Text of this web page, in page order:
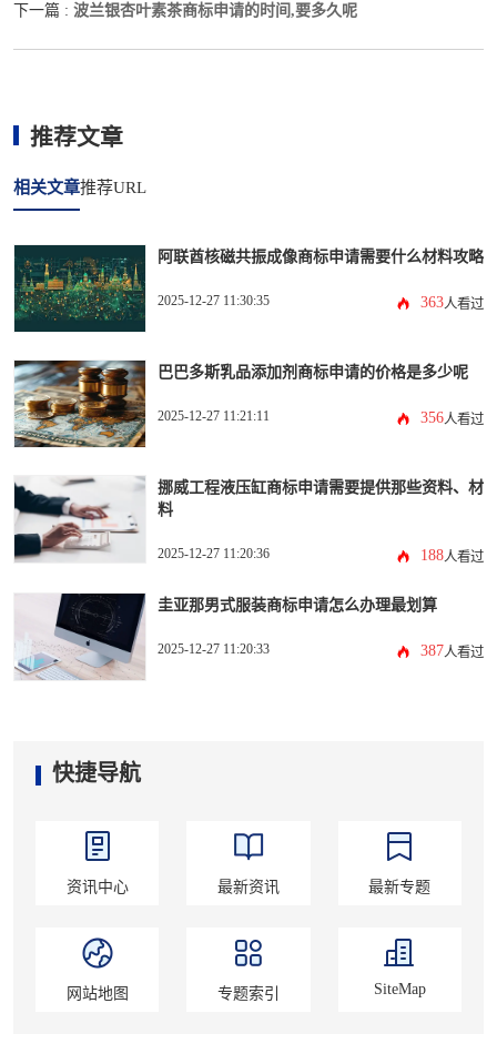
下一篇 : 波兰银杏叶素茶商标申请的时间,要多久呢
推荐文章
相关文章推荐URL
阿联酋核磁共振成像商标申请需要什么材料攻略
2025-12-27 11:30:35 363人看过
巴巴多斯乳品添加剂商标申请的价格是多少呢
2025-12-27 11:21:11 356人看过
挪威工程液压缸商标申请需要提供那些资料、材
料
2025-12-27 11:20:36 188人看过
圭亚那男式服装商标申请怎么办理最划算
2025-12-27 11:20:33 387人看过
快捷导航
资讯中心 最新资讯 最新专题
网站地图 专题索引 SiteMap